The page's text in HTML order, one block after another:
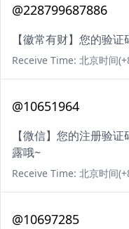
@228799687886
【徽常有财】您的验证
Receive Time: 北京时间
@10651964
【微信】您的注册验
露哦~
Receive Time: 北京时间
@10697285